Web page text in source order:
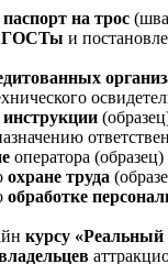
паспорт на трос
ГОСТы и
инструкции
оператора (образец)
охране труда
обработке
курсу «Реальный